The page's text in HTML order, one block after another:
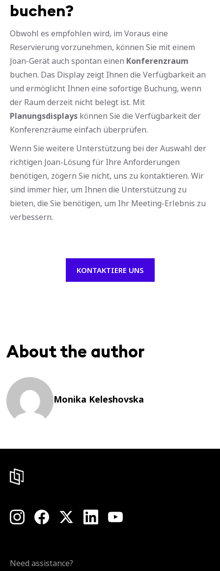
buchen?
Obwohl es empfohlen wird, im Voraus eine
Reservierung vorzunehmen, können Sie mit einem
Joan-Gerät auch spontan einen Konferenzraum
buchen. Das Display zeigt Ihnen die Verfügbarkeit an
und ermöglicht Ihnen eine sofortige Buchung, wenn
der Raum derzeit nicht belegt ist. Mit
Planungsdisplays können Sie die Verfügbarkeit der
Konferenzräume einfach überprüfen.
Wenn Sie weitere Unterstützung bei der Auswahl der
richtigen Joan-Lösung für Ihre Anforderungen
benötigen, zögern Sie nicht, uns zu kontaktieren. Wir
sind immer hier, um Ihnen die Unterstützung zu
bieten, die Sie benötigen, um Ihr Meeting-Erlebnis zu
verbessern.
KONTAKTIERE UNS
About the author
Monika Keleshovska
Need assistance?